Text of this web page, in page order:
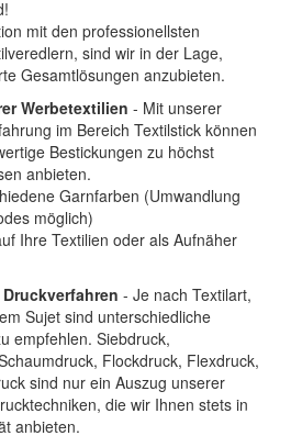
mit den professionellsten
sind wir in der Lage,
Gesamtlösungen anzubieten.
Werbetextilien - Mit unserer
im Bereich Textilstick können
Bestickungen zu höchst
anbieten.
Garnfarben (Umwandlung
möglich)
Ihre Textilien oder als Aufnäher
- Je nach Textilart,
Sujet sind unterschiedliche
empfehlen. Siebdruck,
Flockdruck, Flexdruck,
sind nur ein Auszug unserer
die wir Ihnen stets in
anbieten.